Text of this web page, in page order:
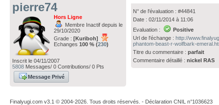
pierre74
Hors Ligne
Membre Inactif depuis le
29/10/2020
Grade : [Kuriboh]
Echanges 100 % (230)
Inscrit le 04/11/2007
5808 Messages/ 0 Contributions/ 0 Pts
Message Privé
N° de l'évaluation : #44841
Date : 02/11/2014 à 11:06
Evaluation :
Positive
Url de l'échange :http://
phantom-beast-r-wolfbark-
Titre du commentaire :parfait
Commentaire détaillé :nickel RAS
Finalyugi.com v3.1 © 2004-2026. Tous droits réservés. - Déclaration CNIL n°1036623